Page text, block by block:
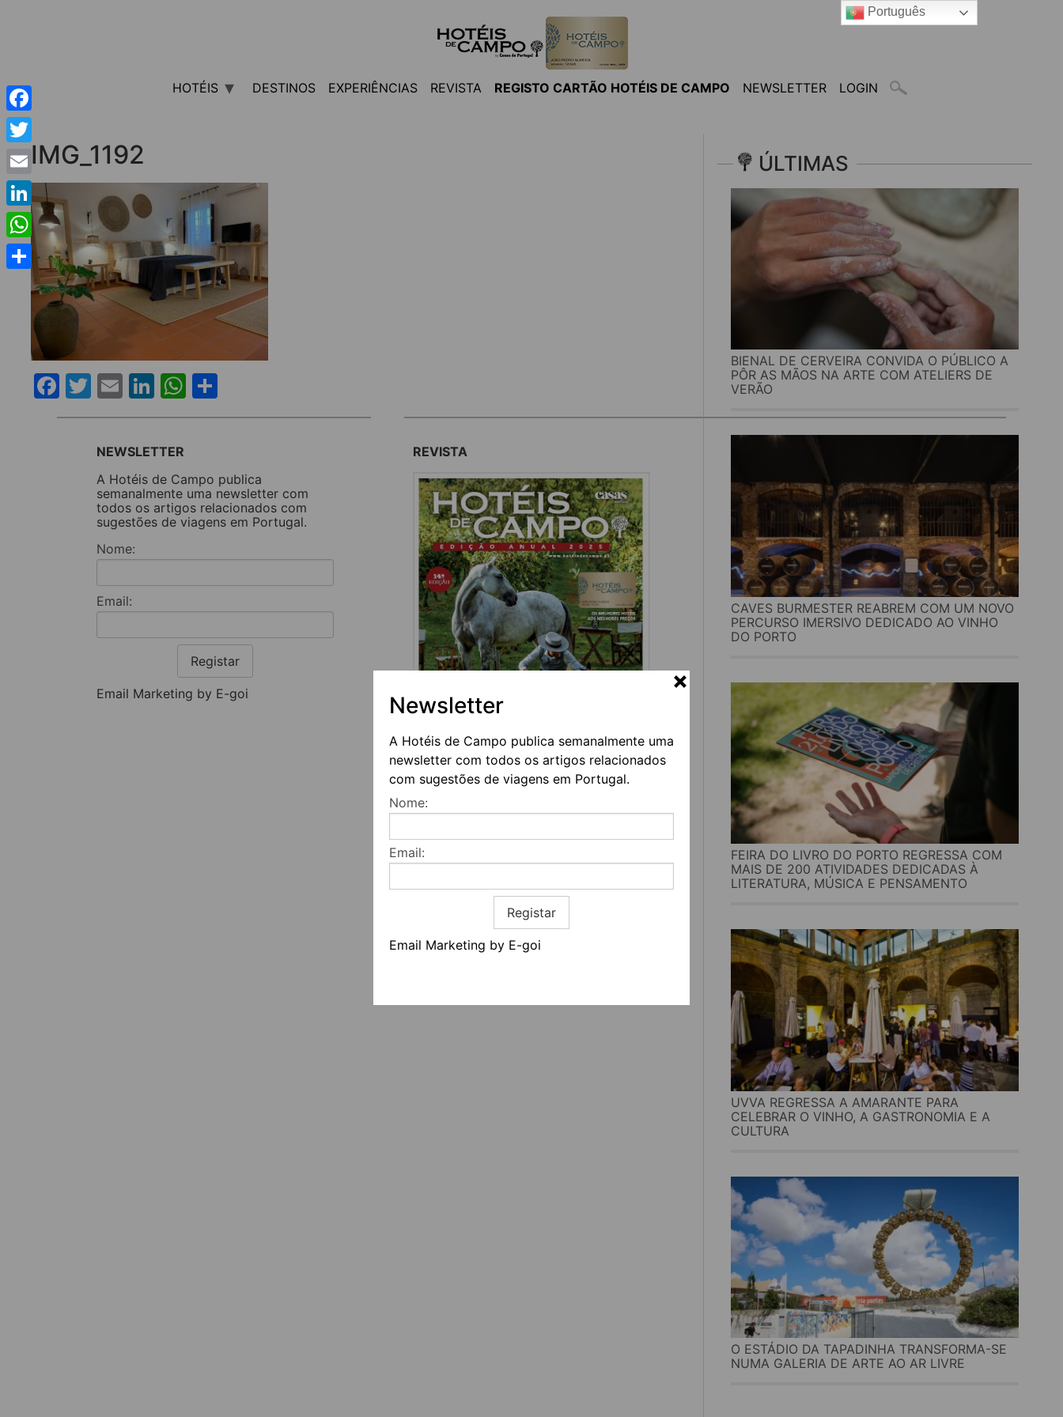
Newsletter
A Hotéis de Campo publica semanalmente uma
newsletter com todos os artigos relacionados
com sugestões de viagens em Portugal.
Nome:
Email:
Registar
Email Marketing by E-goi
HOTÉIS DESTINOS EXPERIÊNCIAS REVISTA REGISTO CARTÃO HOTÉIS DE CAMPO NEWSLETTER LOGIN
IMG_1192
Facebook
Twitter
EmailLinkedIn
WhatsApp
ÚLTIMAS
BIENAL DE CERVEIRA CONVIDA O PÚBLICO A
PÔR AS MÃOS NA ARTE COM ATELIERS DE
VERÃO
CAVES BURMESTER REABREM COM UM NOVO
PERCURSO IMERSIVO DEDICADO AO VINHO
DO PORTO
FEIRA DO LIVRO DO PORTO REGRESSA COM
MAIS DE 200 ATIVIDADES DEDICADAS À
LITERATURA, MÚSICA E PENSAMENTO
UVVA REGRESSA A AMARANTE PARA
CELEBRAR O VINHO, A GASTRONOMIA E A
CULTURA
O ESTÁDIO DA TAPADINHA TRANSFORMA-SE
NUMA GALERIA DE ARTE AO AR LIVRE
NEWSLETTER
A Hotéis de Campo publica
semanalmente uma newsletter com
todos os artigos relacionados com
sugestões de viagens em Portugal.
Nome:
Email:
Registar
Email Marketing by E-goi
REVISTA
REDES SOCIAIS
Contactos
Termos e condições
Estatuto editorial
Informação geral
Facebook
Twitter
Email
LinkedIn
WhatsApp
Share
Português